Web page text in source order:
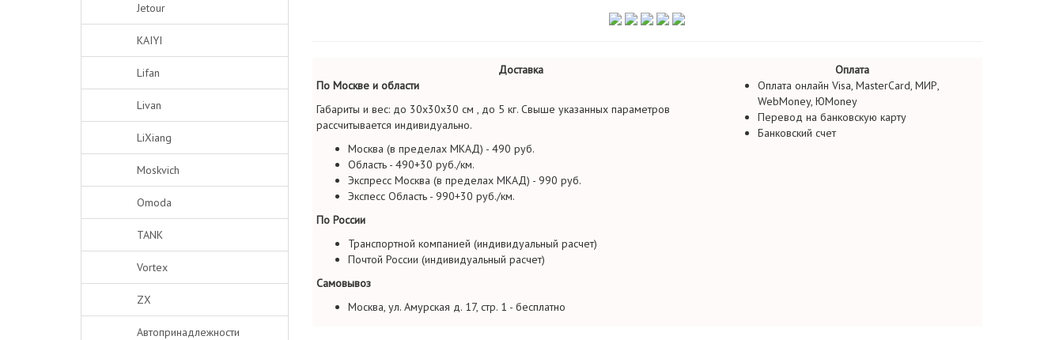
Jetour
KAIYI
Lifan
Livan
LiXiang
Moskvich
Omoda
TANK
Vortex
ZX
Автопринадлежности
Доставка
Оплата
По Москве и области
Габариты и вес: до 30х30х30 см , до 5 кг. Свыше указанных параметров
рассчитывается индивидуально.
Москва (в пределах МКАД) - 490 руб.
Область - 490+30 руб./км.
Экспресс Москва (в пределах МКАД) - 990 руб.
Экспесс Область - 990+30 руб./км.
По России
Транспортной компанией (индивидуальный расчет)
Почтой России (индивидуальный расчет)
Самовывоз
Москва, ул. Амурская д. 17, стр. 1 - бесплатно
Оплата онлайн Visa, MasterCard, МИР,
WebMoney, ЮMoney
Перевод на банковскую карту
Банковский счет